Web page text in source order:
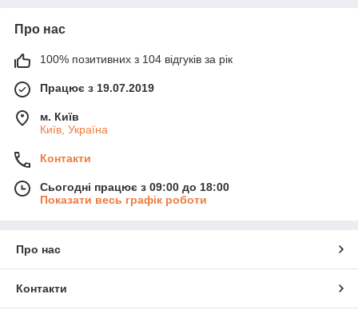
Про нас
100% позитивних з 104 відгуків за рік
Працює з 19.07.2019
м. Київ
Київ, Україна
Контакти
Сьогодні працює з 09:00 до 18:00
Показати весь графік роботи
Про нас
Контакти